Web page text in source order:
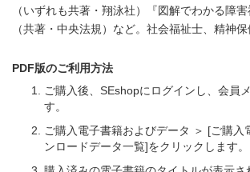
（いずれも共著・翔泳社）『図解でわかる障害
（共著・中央法規）など。社会福祉士、精神保
PDF版のご利用方法
ご購入後、SEshopにログインし、会員
す。
ご購入電子書籍およびデータ ＞ [ご購入
ンロードデータ一覧]をクリックします。